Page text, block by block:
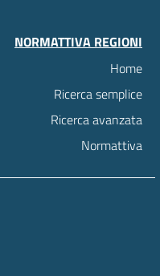
NORMATTIVA REGIONI
Home
Ricerca semplice
Ricerca avanzata
Normattiva